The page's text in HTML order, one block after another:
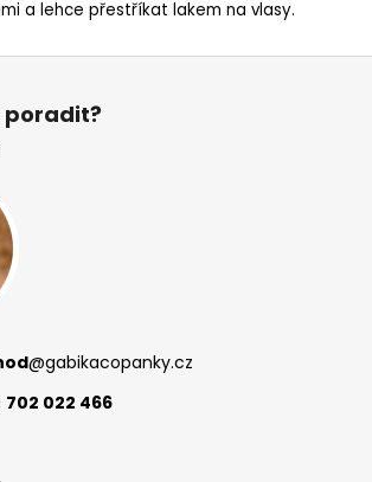
a lehce přestříkat lakem na vlasy.
@gabikacopanky.cz
702 022 466